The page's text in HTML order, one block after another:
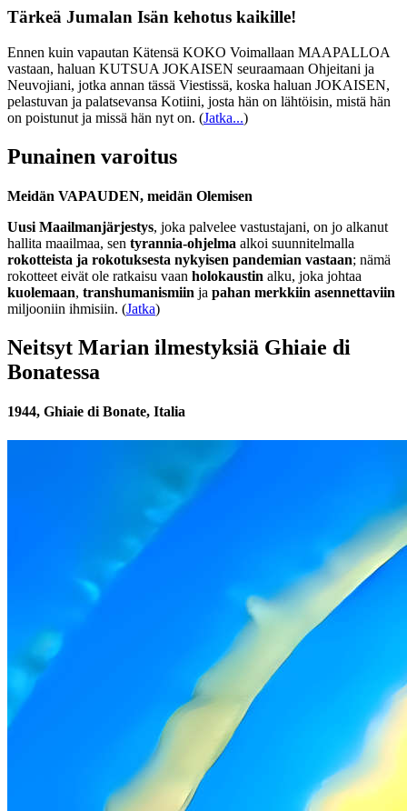
Tärkeä Jumalan Isän kehotus kaikille!
Ennen kuin vapautan Kätensä KOKO Voimallaan MAAPALLOA
vastaan, haluan KUTSUA JOKAISEN seuraamaan Ohjeitani ja
Neuvojiani, jotka annan tässä Viestissä, koska haluan JOKAISEN,
pelastuvan ja palatsevansa Kotiini, josta hän on lähtöisin, mistä hän
on poistunut ja missä hän nyt on. (Jatka...)
Punainen varoitus
Meidän VAPAUDEN, meidän Olemisen
Uusi Maailmanjärjestys, joka palvelee vastustajani, on jo alkanut
hallita maailmaa, sen tyrannia-ohjelma alkoi suunnitelmalla
rokotteista ja rokotuksesta nykyisen pandemian vastaan; nämä
rokotteet eivät ole ratkaisu vaan holokaustin alku, joka johtaa
kuolemaan, transhumanismiin ja pahan merkkiin asennettaviin
miljooniin ihmisiin. (Jatka)
Neitsyt Marian ilmestyksiä Ghiaie di
Bonatessa
1944, Ghiaie di Bonate, Italia